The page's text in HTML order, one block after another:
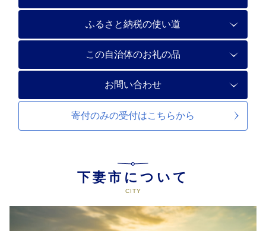
ふるさと納税の使い道
この自治体のお礼の品
お問い合わせ
寄付のみの受付はこちらから
下妻市について